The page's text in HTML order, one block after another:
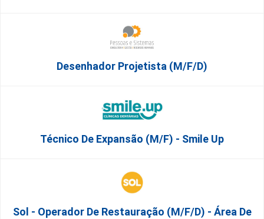
Desenhador Projetista (m/f/d)
Técnico De Expansão (M/F) - Smile Up
Sol - Operador De Restauração (m/f/d) - Área De